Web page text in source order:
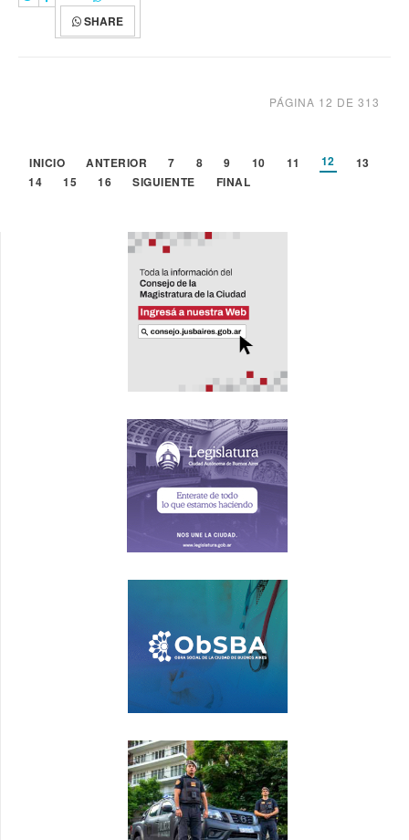
SHARE
PÁGINA 12 DE 313
INICIO ANTERIOR 7 8 9 10 11 12
13
14
15 16 SIGUIENTE FINAL